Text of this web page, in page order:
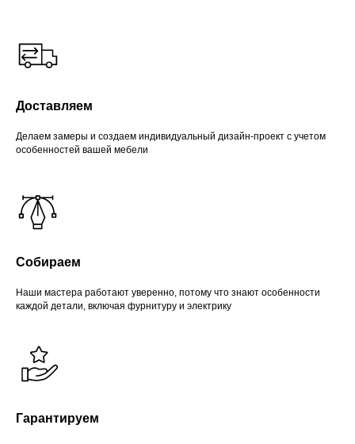
Доставляем
Делаем замеры и создаем индивидуальный дизайн-проект с учетом
особенностей вашей мебели
Собираем
Наши мастера работают уверенно, потому что знают особенности
каждой детали, включая фурнитуру и электрику
Гарантируем